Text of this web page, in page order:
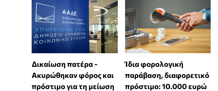
Δικαίωση πατέρα -
Ακυρώθηκαν φόρος και
πρόστιμο για τη μείωση
Ίδια φορολογική
παράβαση, διαφορετικό
πρόστιμο: 10.000 ευρώ